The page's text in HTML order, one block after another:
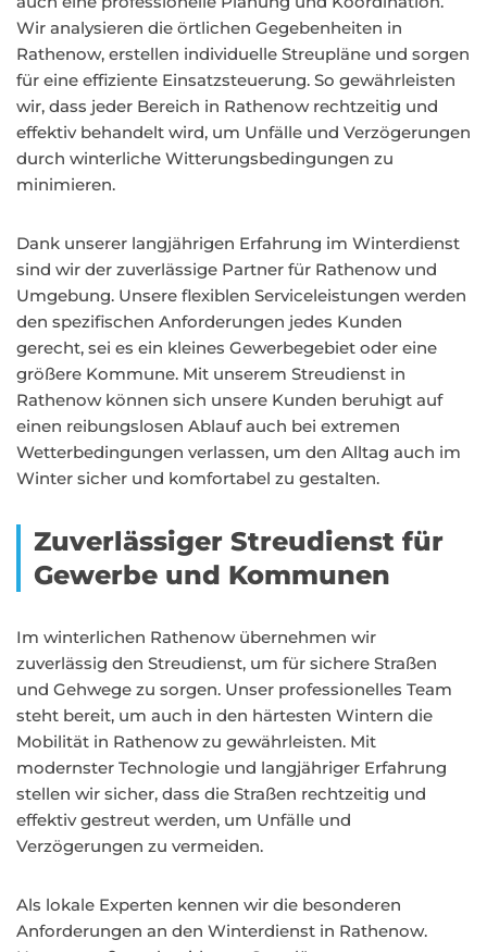
Wir analysieren die örtlichen Gegebenheiten in
Rathenow, erstellen individuelle Streupläne und sorgen
für eine effiziente Einsatzsteuerung. So gewährleisten
wir, dass jeder Bereich in Rathenow rechtzeitig und
effektiv behandelt wird, um Unfälle und Verzögerungen
durch winterliche Witterungsbedingungen zu
minimieren.
Dank unserer langjährigen Erfahrung im Winterdienst
sind wir der zuverlässige Partner für Rathenow und
Umgebung. Unsere flexiblen Serviceleistungen werden
den spezifischen Anforderungen jedes Kunden
gerecht, sei es ein kleines Gewerbegebiet oder eine
größere Kommune. Mit unserem Streudienst in
Rathenow können sich unsere Kunden beruhigt auf
einen reibungslosen Ablauf auch bei extremen
Wetterbedingungen verlassen, um den Alltag auch im
Winter sicher und komfortabel zu gestalten.
Zuverlässiger Streudienst für
Gewerbe und Kommunen
Im winterlichen Rathenow übernehmen wir
zuverlässig den Streudienst, um für sichere Straßen
und Gehwege zu sorgen. Unser professionelles Team
steht bereit, um auch in den härtesten Wintern die
Mobilität in Rathenow zu gewährleisten. Mit
modernster Technologie und langjähriger Erfahrung
stellen wir sicher, dass die Straßen rechtzeitig und
effektiv gestreut werden, um Unfälle und
Verzögerungen zu vermeiden.
Als lokale Experten kennen wir die besonderen
Anforderungen an den Winterdienst in Rathenow.